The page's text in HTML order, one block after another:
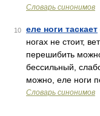
Словарь синонимов
10 еле ноги таскает
ногах не стоит,
перешибить
бессильный,
можно, еле ноги
Словарь синонимов